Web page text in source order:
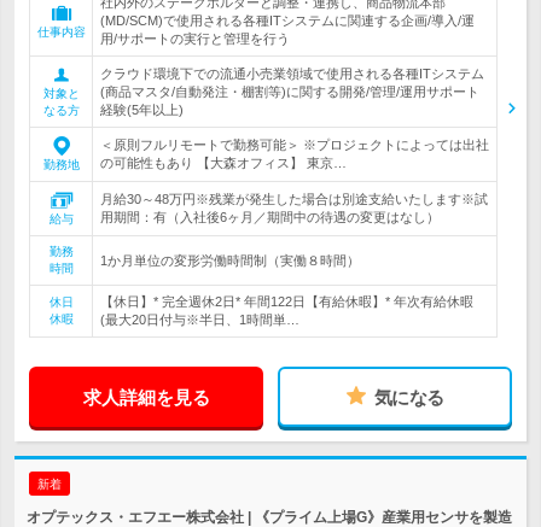
仕事内容
(MD/SCM)で使用される各種ITシステムに関連する企画/導入/運
用/サポートの実行と管理を行う
対象と
なる方
クラウド環境下での流通小売業領域で使用される各種ITシステム
(商品マスタ/自動発注・棚割等)に関する開発/管理/運用サポート
経験(5年以上)
勤務地
＜原則フルリモートで勤務可能＞ ※プロジェクトによっては出社
の可能性もあり 【大森オフィス】 東京…
給与
月給30～48万円※残業が発生した場合は別途支給いたします※試
用期間：有（入社後6ヶ月／期間中の待遇の変更はなし）
勤務
時間
1か月単位の変形労働時間制（実働８時間）
休日
休暇
【休日】* 完全週休2日* 年間122日【有給休暇】* 年次有給休暇
(最大20日付与※半日、1時間単…
求人詳細を見る 気になる
新着
オプテックス・エフエー株式会社 | 《プライム上場G》産業用センサを製造